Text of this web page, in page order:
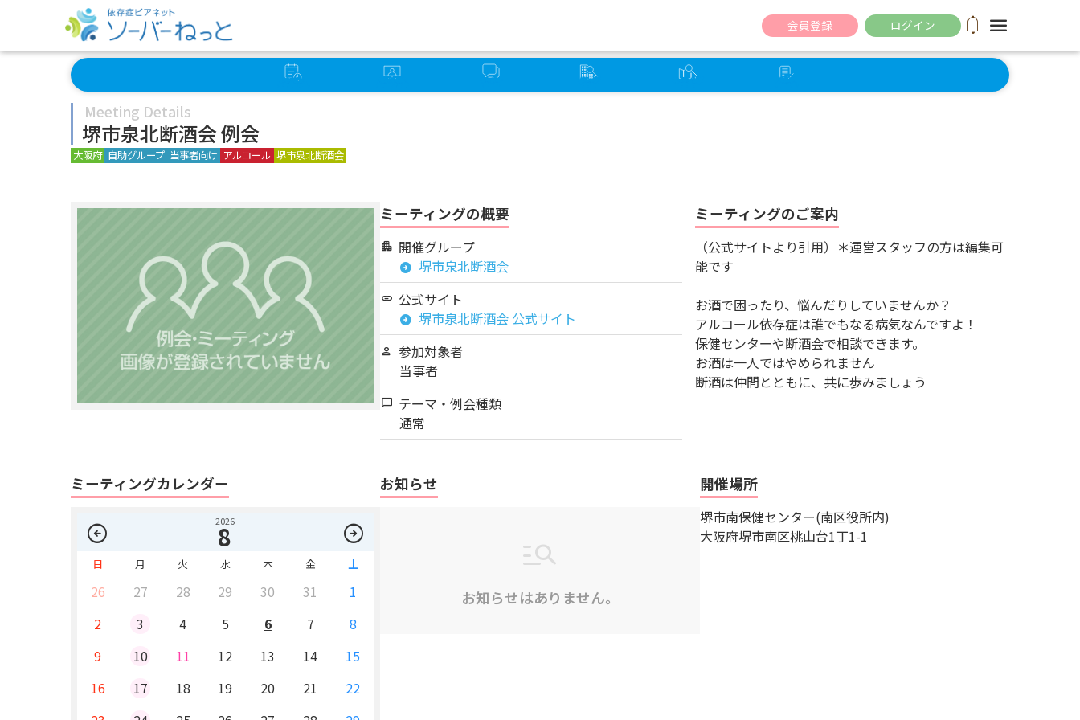
会員登録 ログイン notifications menu
イベント オンライン ソーバー グループ ミーティング セルフ
Meeting Details
堺市泉北断酒会 例会
大阪府 自助グループ 当事者向け アルコール 堺市泉北断酒会
ミーティングの概要
apartment 開催グループ
arrow_circle_right 堺市泉北断酒会
link 公式サイト
arrow_circle_right 堺市泉北断酒会 公式サイト
person 参加対象者
当事者
chat_bubble テーマ・例会種類
通常
ミーティングのご案内
（公式サイトより引用）＊運営スタッフの方は編集可
能です
お酒で困ったり、悩んだりしていませんか？
アルコール依存症は誰でもなる病気なんですよ！
保健センターや断酒会で相談できます。
お酒は一人ではやめられません
断酒は仲間とともに、共に歩みましょう
ミーティングカレンダー
arrow_circle_left 2026
8 arrow_circle_right
日 月 火 水 木 金 土
26 27 28 29 30 31
1
2
3 4 5 6 7
8
9
10 11 12 13 14
15
16
17 18 19 20 21
22
お知らせ
お知らせはありません。
開催場所
堺市南保健センター(南区役所内)
大阪府堺市南区桃山台1丁1-1